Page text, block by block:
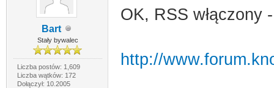
Bart
Stały bywalec
Liczba postów: 1,609
Liczba wątków: 172
Dołączył: 10.2005
OK, RSS włączony
http://